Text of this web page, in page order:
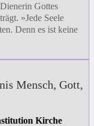
Gottes
»Jede Seele
Denn es ist keine
Mensch, Gott,
Kirche